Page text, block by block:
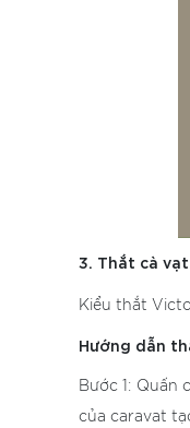
3. Thắt cà
Kiểu thắt
Hướng dẫn
Bước 1: Quấn
của caravat